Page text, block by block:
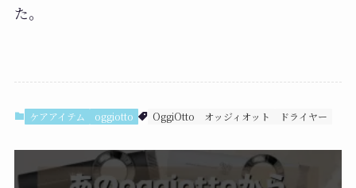
た。
ケアアイテム oggiotto OggiOtto オッジィオット ドライヤー